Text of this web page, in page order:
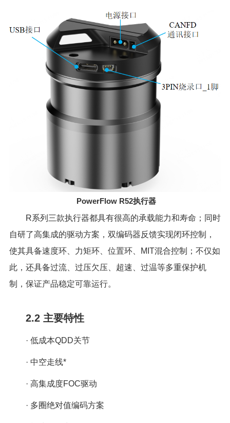
PowerFlow R52执行器
R系列三款执行器都具有很高的承载能力和寿命；同时
自研了高集成的驱动方案，双编码器反馈实现闭环控制，
使其具备速度环、力矩环、位置环、MIT混合控制；不仅如
此，还具备过流、过压欠压、超速、过温等多重保护机
制，保证产品稳定可靠运行。
2.2 主要特性
· 低成本QDD关节
· 中空走线*
· 高集成度FOC驱动
· 多圈绝对值编码方案